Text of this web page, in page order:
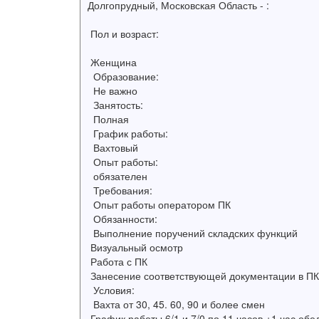
Долгопрудный, Московская Область - :
Пол и возраст:
Женщина
Образование:
Не важно
Занятость:
Полная
График работы:
Вахтовый
Опыт работы:
обязателен
Требования:
Опыт работы оператором ПК
Обязанности:
Выполнение поручений складских функций
Визуальный осмотр
Работа с ПК
Занесение соответствующей документации в
Условия:
Вахта от 30, 45. 60, 90 и более смен